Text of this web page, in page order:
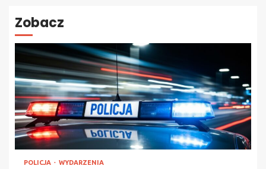
Zobacz
POLICJA WYDARZENIA